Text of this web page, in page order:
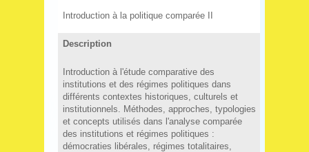
Introduction à la politique comparée II
Description
Introduction à l'étude comparative des
institutions et des régimes politiques dans
différents contextes historiques, culturels et
institutionnels. Méthodes, approches, typologies
et concepts utilisés dans l'analyse comparée
des institutions et régimes politiques :
démocraties libérales, régimes totalitaires,